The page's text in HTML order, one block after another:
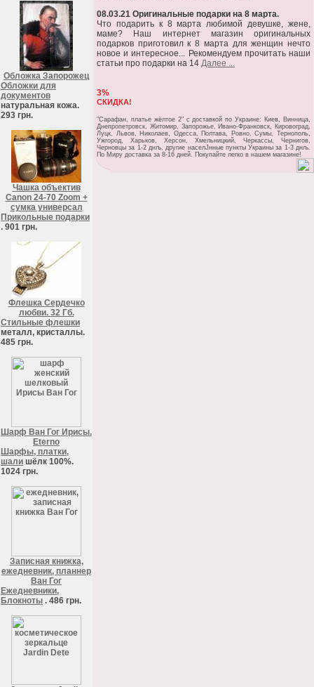
Обложка Запорожец
Обложки для
документов
натуральная кожа.
293 грн.
Чашка объектив
Canon 24-70 Zoom +
сумка универсал
Прикольные подарки
. 901 грн.
Флешка Сердечко
любви. 32 Гб.
Стильные флешки
металл, кристаллы.
485 грн.
Шарф Ван Гог Ирисы.
Eterno
Шарфы, платки,
шали шёлк 100%.
1024 грн.
Записная книжка,
ежедневник, планнер
Ван Гог
Ежедневники,
Блокноты . 486 грн.
08.03.21 Оригинальные подарки на 8 марта.
Что подарить к 8 марта любимой девушке, жене,
маме? Наш интернет магазин оригинальных
подарков приготовил к 8 марта для женщин нечто
новое и интересное... Рекомендуем прочитать наши
статьи про подарки на 14 Далее ...
3%
СКИДКА!
"Сарафан, платье жёлтое 2" c доставкой по Украине: Киев, Винница,
Днепропетровск, Житомир, Запорожье, Ивано-Франковск, Кировоград,
Луцк, Львов, Николаев, Одесса, Полтава, Ровно, Сумы, Тернополь,
Ужгород, Харьков, Херсон, Хмельницкий, Черкассы, Чернигов,
Черновцы за 1-2 днљ, другие населЈнные пункты Украины за 1-3 днљ.
По Миру доставка за 8-16 дней. Покупайте легко в нашем магазине!